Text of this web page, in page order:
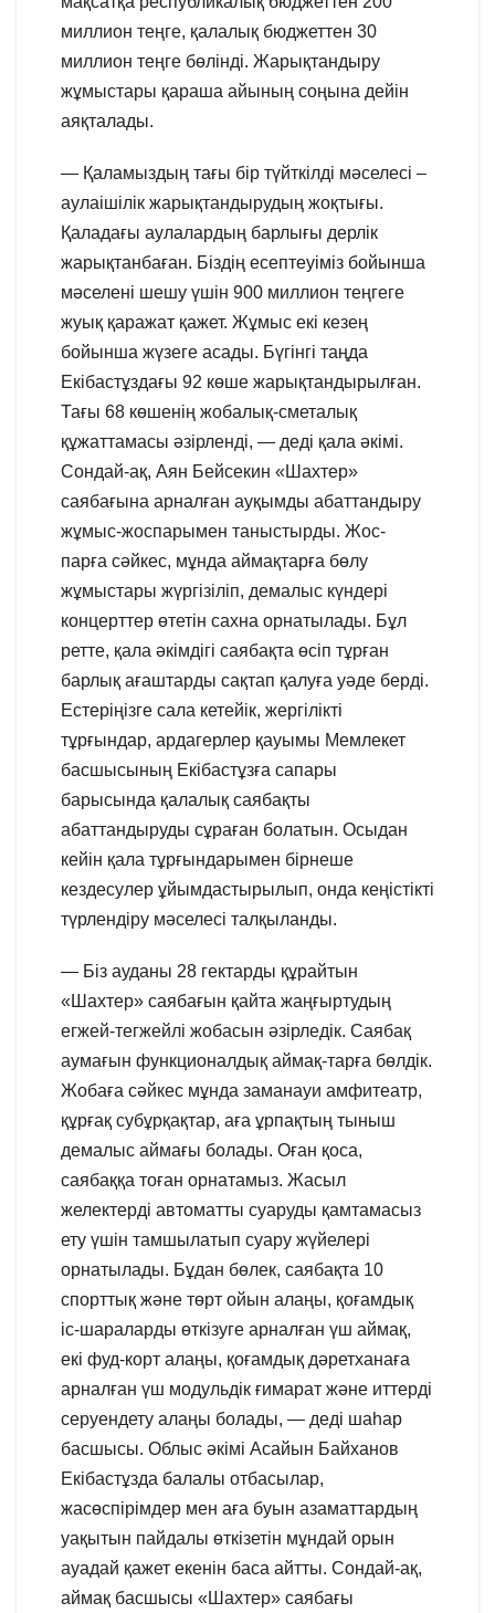
миллион теңге, қалалық бюджеттен 30
миллион теңге бөлінді. Жарықтандыру
жұмыстары қараша айының соңына дейін
аяқталады.
— Қаламыздың тағы бір түйткілді мәселесі –
аулаішілік жарықтандырудың жоқтығы.
Қаладағы аулалардың барлығы дерлік
жарықтанбаған. Біздің есептеуіміз бойынша
мәселені шешу үшін 900 миллион теңгеге
жуық қаражат қажет. Жұмыс екі кезең
бойынша жүзеге асады. Бүгінгі таңда
Екібастұздағы 92 көше жарықтандырылған.
Тағы 68 көшенің жобалық-сметалық
құжаттамасы әзірленді, — деді қала әкімі.
Сондай-ақ, Аян Бейсекин «Шахтер»
саябағына арналған ауқымды абаттандыру
жұмыс-жоспарымен таныстырды. Жос-
парға сәйкес, мұнда аймақтарға бөлу
жұмыстары жүргізіліп, демалыс күндері
концерттер өтетін сахна орнатылады. Бұл
ретте, қала әкімдігі саябақта өсіп тұрған
барлық ағаштарды сақтап қалуға уәде берді.
Естеріңізге сала кетейік, жергілікті
тұрғындар, ардагерлер қауымы Мемлекет
басшысының Екібастұзға сапары
барысында қалалық саябақты
абаттандыруды сұраған болатын. Осыдан
кейін қала тұрғындарымен бірнеше
кездесулер ұйымдастырылып, онда кеңістікті
түрлендіру мәселесі талқыланды.
— Біз ауданы 28 гектарды құрайтын
«Шахтер» саябағын қайта жаңғыртудың
егжей-тегжейлі жобасын әзірледік. Саябақ
аумағын функционалдық аймақ-тарға бөлдік.
Жобаға сәйкес мұнда заманауи амфитеатр,
құрғақ субұрқақтар, аға ұрпақтың тыныш
демалыс аймағы болады. Оған қоса,
саябаққа тоған орнатамыз. Жасыл
желектерді автоматты суаруды қамтамасыз
ету үшін тамшылатып суару жүйелері
орнатылады. Бұдан бөлек, саябақта 10
спорттық және төрт ойын алаңы, қоғамдық
іс-шараларды өткізуге арналған үш аймақ,
екі фуд-корт алаңы, қоғамдық дәретханаға
арналған үш модульдік ғимарат және иттерді
серуендету алаңы болады, — деді шаһар
басшысы. Облыс әкімі Асайын Байханов
Екібастұзда балалы отбасылар,
жасөспірімдер мен аға буын азаматтардың
уақытын пайдалы өткізетін мұндай орын
ауадай қажет екенін баса айтты. Сондай-ақ,
аймақ басшысы «Шахтер» саябағы